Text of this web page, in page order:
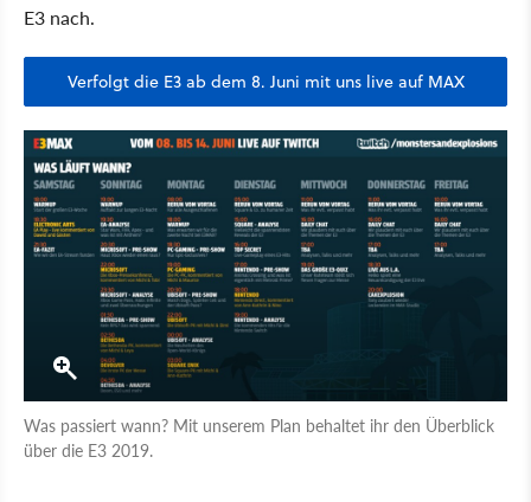
E3 nach.
Verfolgt die E3 ab dem 8. Juni mit uns live auf MAX
Was passiert wann? Mit unserem Plan behaltet ihr den Überblick
über die E3 2019.